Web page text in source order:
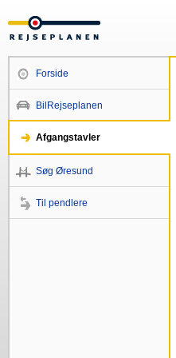
Forside
BilRejseplanen
Afgangstavler
Søg Øresund
Til pendlere